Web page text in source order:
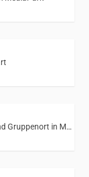
Schloss Bröllin – Kreativ- und Gruppenort in Mecklenburg-Vorpommern